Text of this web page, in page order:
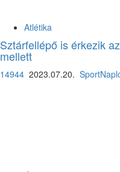
Atlétika
Sztárfellépő is érkezik
mellett
14944 2023.07.20.